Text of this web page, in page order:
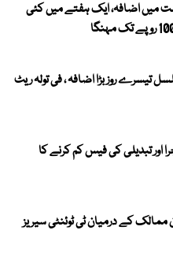
میں اضافہ، ایک ہفتے میں کئی
روز بڑا اضافہ ، فی تولہ ریٹ
اور تبدیلی کی فیس کم کرنے کا
کے میزبان ممالک کے درمیان ٹی ٹوئنٹی سیریز